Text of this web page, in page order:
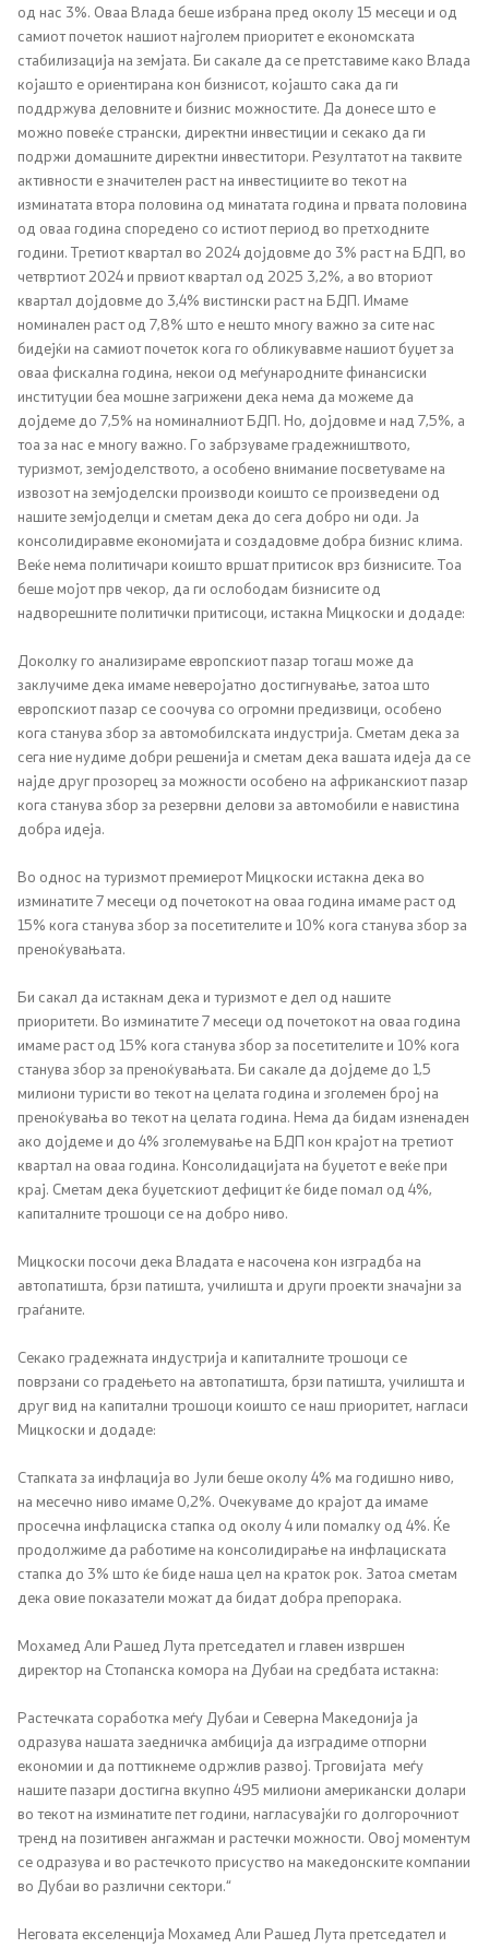
Односи со јавност
Канцеларија на портпарол
Медија центар
Отворена Влада
Отчетност
Финансии
Сервисни информации
Антикорупција
Организација и систематизација
Регулатива
Отворени податоци
Контакт
Контакт
Изјава за пристапност
Со еден клик до сите услуги
од нас 3%. Оваа Влада беше избрана пред околу 15 месеци и од
самиот почеток нашиот најголем приоритет е економската
стабилизација на земјата. Би сакале да се претставиме како Влада
којашто е ориентирана кон бизнисот, којашто сака да ги
поддржува деловните и бизнис можностите. Да донесе што е
можно повеќе странски, директни инвестиции и секако да ги
подржи домашните директни инвеститори. Резултатот на таквите
активности е значителен раст на инвестициите во текот на
изминатата втора половина од минатата година и првата половина
од оваа година споредено со истиот период во претходните
години. Третиот квартал во 2024 дојдовме до 3% раст на БДП, во
четвртиот 2024 и првиот квартал од 2025 3,2%, а во вториот
квартал дојдовме до 3,4% вистински раст на БДП. Имаме
номинален раст од 7,8% што е нешто многу важно за сите нас
бидејќи на самиот почеток кога го обликувавме нашиот буџет за
оваа фискална година, некои од меѓународните финансиски
институции беа мошне загрижени дека нема да можеме да
дојдеме до 7,5% на номиналниот БДП. Но, дојдовме и над 7,5%, а
тоа за нас е многу важно. Го забрзуваме градежништвото,
туризмот, земјоделството, а особено внимание посветуваме на
извозот на земјоделски производи коишто се произведени од
нашите земјоделци и сметам дека до сега добро ни оди. Ја
консолидиравме економијата и создадовме добра бизнис клима.
Веќе нема политичари коишто вршат притисок врз бизнисите. Тоа
беше мојот прв чекор, да ги ослободам бизнисите од
надворешните политички притисоци, истакна Мицкоски и додаде:
Доколку го анализираме европскиот пазар тогаш може да
заклучиме дека имаме неверојатно достигнување, затоа што
европскиот пазар се соочува со огромни предизвици, особено
кога станува збор за автомобилската индустрија. Сметам дека за
сега ние нудиме добри решенија и сметам дека вашата идеја да се
најде друг прозорец за можности особено на африканскиот пазар
кога станува збор за резервни делови за автомобили е навистина
добра идеја.
Во однос на туризмот премиерот Мицкоски истакна дека во
изминатите 7 месеци од почетокот на оваа година имаме раст од
15% кога станува збор за посетителите и 10% кога станува збор за
преноќувањата.
Би сакал да истакнам дека и туризмот е дел од нашите
приоритети. Во изминатите 7 месеци од почетокот на оваа година
имаме раст од 15% кога станува збор за посетителите и 10% кога
станува збор за преноќувањата. Би сакале да дојдеме до 1,5
милиони туристи во текот на целата година и зголемен број на
преноќувања во текот на целата година. Нема да бидам изненаден
ако дојдеме и до 4% зголемување на БДП кон крајот на третиот
квартал на оваа година. Консолидацијата на буџетот е веќе при
крај. Сметам дека буџетскиот дефицит ќе биде помал од 4%,
капиталните трошоци се на добро ниво.
Мицкоски посочи дека Владата е насочена кон изградба на
автопатишта, брзи патишта, училишта и други проекти значајни за
граѓаните.
Секако градежната индустрија и капиталните трошоци се
поврзани со градењето на автопатишта, брзи патишта, училишта и
друг вид на капитални трошоци коишто се наш приоритет, нагласи
Мицкоски и додаде:
Стапката за инфлација во Јули беше околу 4% ма годишно ниво,
на месечно ниво имаме 0,2%. Очекуваме до крајот да имаме
просечна инфлациска стапка од околу 4 или помалку од 4%. Ќе
продолжиме да работиме на консолидирање на инфлациската
стапка до 3% што ќе биде наша цел на краток рок. Затоа сметам
дека овие показатели можат да бидат добра препорака.
Мохамед Али Рашед Лута претседател и главен извршен
директор на Стопанска комора на Дубаи на средбата истакна:
Растечката соработка меѓу Дубаи и Северна Македонија ја
одразува нашата заедничка амбиција да изградиме отпорни
економии и да поттикнеме одржлив развој. Трговијата меѓу
нашите пазари достигна вкупно 495 милиони американски долари
во текот на изминатите пет години, нагласувајќи го долгорочниот
тренд на позитивен ангажман и растечки можности. Овој моментум
се одразува и во растечкото присуство на македонските компании
во Дубаи во различни сектори.“
Неговата екселенција Мохамед Али Рашед Лута претседател и